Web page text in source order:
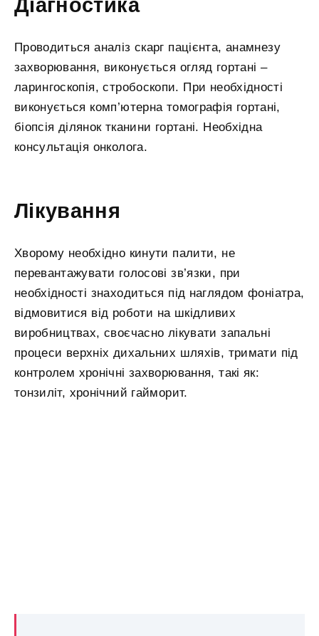
Діагностика
Проводиться аналіз скарг пацієнта, анамнезу
захворювання, виконується огляд гортані –
ларингоскопія, стробоскопи. При необхідності
виконується комп’ютерна томографія гортані,
біопсія ділянок тканини гортані. Необхідна
консультація онколога.
Лікування
Хворому необхідно кинути палити, не
перевантажувати голосові зв’язки, при
необхідності знаходиться під наглядом фоніатра,
відмовитися від роботи на шкідливих
виробництвах, своєчасно лікувати запальні
процеси верхніх дихальних шляхів, тримати під
контролем хронічні захворювання, такі як:
тонзиліт, хронічний гайморит.